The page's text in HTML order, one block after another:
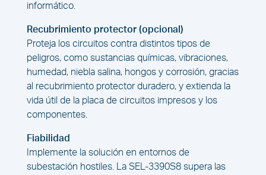
informático.
Recubrimiento protector (opcional)
Proteja los circuitos contra distintos tipos de
peligros, como sustancias químicas, vibraciones,
humedad, niebla salina, hongos y corrosión, gracias
al recubrimiento protector duradero, y extienda la
vida útil de la placa de circuitos impresos y los
componentes.
Fiabilidad
Implemente la solución en entornos de
subestación hostiles. La SEL-3390S8 supera las